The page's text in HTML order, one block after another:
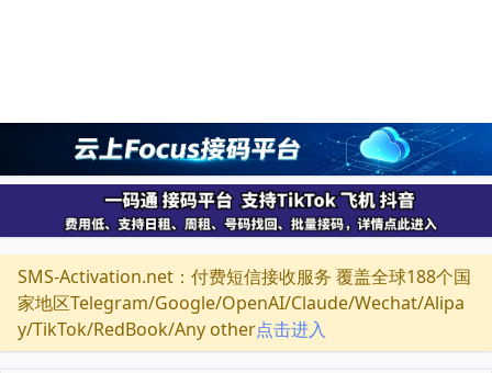
SMS-Activation.net：付费短信接收服务 覆盖全球188个国
家地区Telegram/Google/OpenAI/Claude/Wechat/Alipa
y/TikTok/RedBook/Any other点击进入